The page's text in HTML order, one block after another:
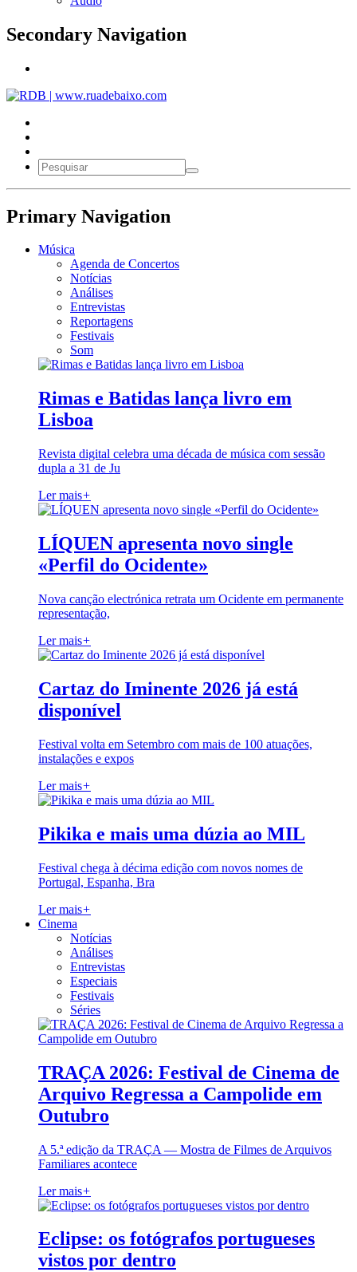
Secondary Navigation
Primary Navigation
Música
Agenda de Concertos
Notícias
Análises
Entrevistas
Reportagens
Festivais
Som
Rimas e Batidas lança livro em
Lisboa
Revista digital celebra uma década de música com sessão
dupla a 31 de Ju
Ler mais+
LÍQUEN apresenta novo single
«Perfil do Ocidente»
Nova canção electrónica retrata um Ocidente em permanente
representação,
Ler mais+
Cartaz do Iminente 2026 já está
disponível
Festival volta em Setembro com mais de 100 atuações,
instalações e expos
Ler mais+
Pikika e mais uma dúzia ao MIL
Festival chega à décima edição com novos nomes de
Portugal, Espanha, Bra
Ler mais+
Cinema
Notícias
Análises
Entrevistas
Especiais
Festivais
Séries
TRAÇA 2026: Festival de Cinema de
Arquivo Regressa a Campolide em
Outubro
A 5.ª edição da TRAÇA — Mostra de Filmes de Arquivos
Familiares acontece
Ler mais+
Eclipse: os fotógrafos portugueses
vistos por dentro